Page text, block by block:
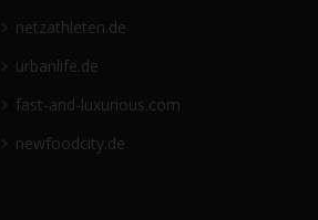
netzathleten.de
urbanlife.de
fast-and-luxurious.com
newfoodcity.de